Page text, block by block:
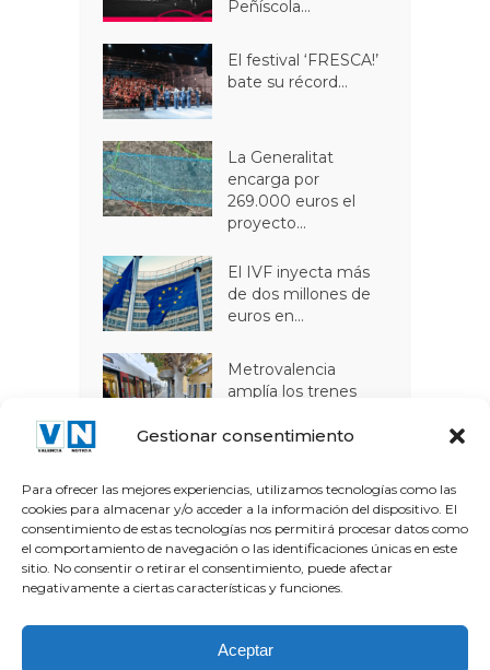
Gestionar consentimiento
Para ofrecer las mejores experiencias, utilizamos tecnologías como las
cookies para almacenar y/o acceder a la información del dispositivo. El
consentimiento de estas tecnologías nos permitirá procesar datos como
el comportamiento de navegación o las identificaciones únicas en este
sitio. No consentir o retirar el consentimiento, puede afectar
negativamente a ciertas características y funciones.
Aceptar
Peñíscola...
El festival ‘FRESCA!’
bate su récord...
La Generalitat
encarga por
269.000 euros el
proyecto...
El IVF inyecta más
de dos millones de
euros en...
Metrovalencia
amplía los trenes
arranca este viernes
en...